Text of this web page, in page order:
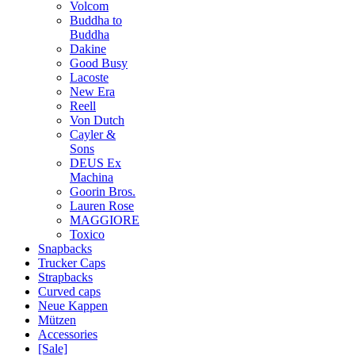
Volcom
Buddha to
Buddha
Dakine
Good Busy
Lacoste
New Era
Reell
Von Dutch
Cayler &
Sons
DEUS Ex
Machina
Goorin Bros.
Lauren Rose
MAGGIORE
Toxico
Snapbacks
Trucker Caps
Strapbacks
Curved caps
Neue Kappen
Mützen
Accessories
[Sale]